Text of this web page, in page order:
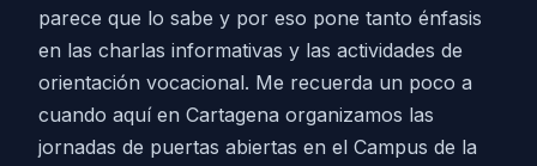
parece que lo sabe y por eso pone tanto énfasis
en las charlas informativas y las actividades de
orientación vocacional. Me recuerda un poco a
cuando aquí en Cartagena organizamos las
jornadas de puertas abiertas en el Campus de la